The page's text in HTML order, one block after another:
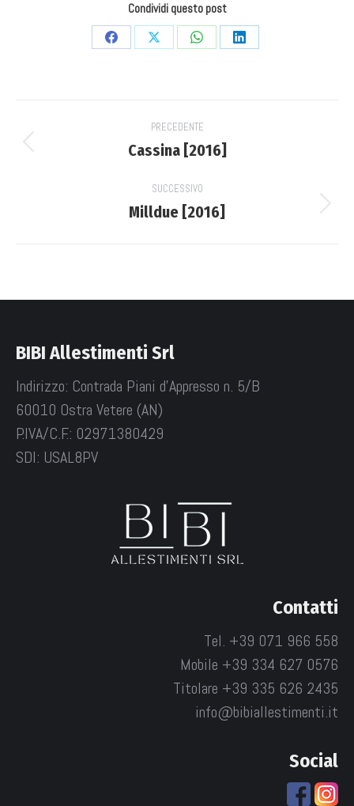
Condividi questo post
CondividiCondividiCondividiCondividi
navigation
PRECEDENTE
Previous
Cassina [2016]
SUCCESSIVO
Next
Milldue [2016]
BIBI Allestimenti Srl
Indirizzo: Contrada Piani d'Appresso n. 5/B
60010 Ostra Vetere (AN)
P.IVA/C.F.: 02971380429
SDI: USAL8PV
Contatti
Tel. +39 071 966 558
Mobile +39 334 627 0576
Titolare +39 335 626 2435
info@bibiallestimenti.it
Social